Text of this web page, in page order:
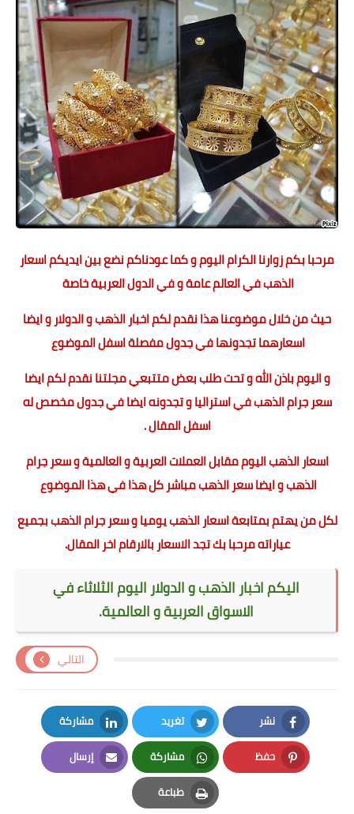
مرحبا بكم زوارنا الكرام اليوم و كما عودناكم نضع بين ايديكم اسعار
الذهب في العالم عامة و في الدول العربية خاصة
حيث من خلال موضوعنا هذا نقدم لكم اخبار الذهب و الدولار و ايضا
اسعارهما تجدونها في جدول مفصلة اسفل الموضوع
و اليوم باذن الله و تحت طلب بعض متتبعي مجلتنا نقدم لكم ايضا
سعر جرام الذهب في استراليا و تجدونه ايضا في جدول مخصص له
اسفل المقال .
اسعار الذهب اليوم مقابل العملات العربية و العالمية و سعر جرام
الذهب و ايضا سعر الذهب مباشر كل هذا في هذا الموضوع
لكل من يهتم بمتابعة اسعار الذهب يوميا و سعر جرام الذهب بجميع
عياراته مرحبا بك تجد الاسعار بالارقام اخر المقال.
اليكم اخبار الذهب و الدولار اليوم الثلاثاء في
الاسواق العربية و العالمية.
التالي
نشر
Facebook
تغريد
Twitter
مشاركة
LinkedIn
حفظ
Pinterest
مشاركة
Whatsapp
إرسال
Email
طباعة